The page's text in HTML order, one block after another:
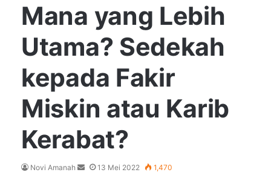
Mana yang Lebih
Utama? Sedekah
kepada Fakir
Miskin atau Karib
Kerabat?
Novi Amanah
Send13 Mei 2022 1,470